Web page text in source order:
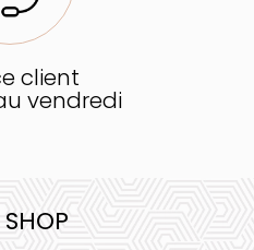
client
vendredi